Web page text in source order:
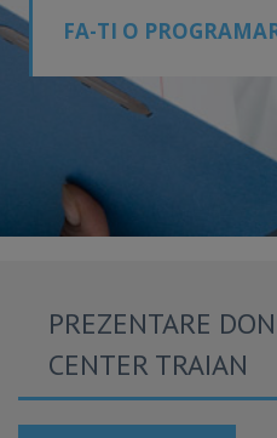
FA-TI O
PREZENTARE
CENTER TRAIAN